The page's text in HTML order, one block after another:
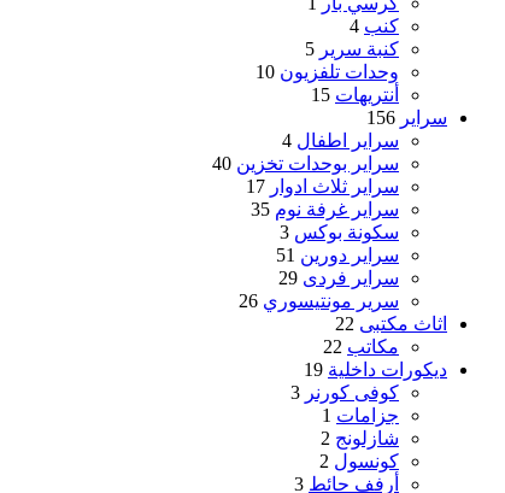
كنب 4
كنبة سرير 5
وحدات تلفزيون 10
أنتريهات 15
سراير 156
سراير اطفال 4
سراير بوحدات تخزين 40
سراير ثلاث ادوار 17
سراير غرفة نوم 35
سكونة بوكس 3
سراير دورين 51
سراير فردى 29
سرير مونتيسوري 26
اثاث مكتبى 22
مكاتب 22
ديكورات داخلية 19
كوفى كورنر 3
جزامات 1
شازلونج 2
كونسول 2
أرفف حائط 3